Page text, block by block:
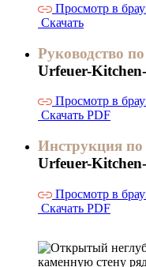
Просмотр в
Скачать
Руководство
Urfeuer-
Просмотр в
Скачать PDF
Инструкция по
Urfeuer-
Просмотр в
Скачать PDF